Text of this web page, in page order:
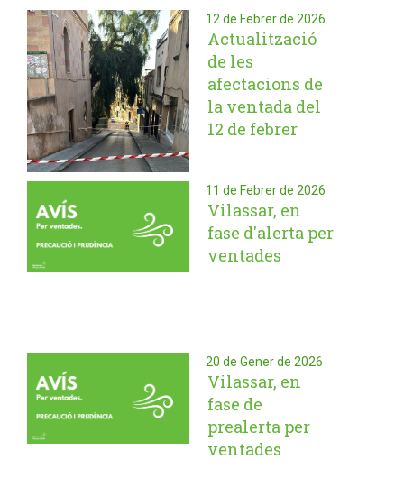
12 de Febrer de 2026
Actualització
de les
afectacions de
la ventada del
12 de febrer
11 de Febrer de 2026
Vilassar, en
fase d'alerta per
ventades
20 de Gener de 2026
Vilassar, en
fase de
prealerta per
ventades